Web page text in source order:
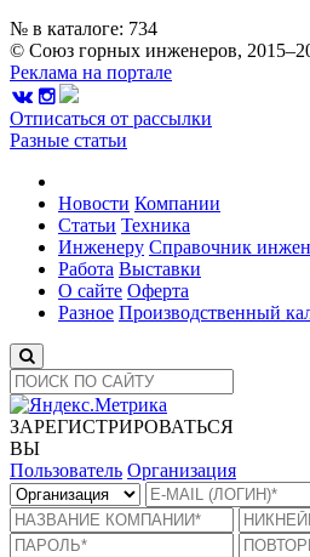
№ в каталоге: 734
© Союз горных инженеров,
Реклама на портале
Отписаться от рассылки
Разные статьи
Новости Компании
Статьи Техника
Инженеру Справочник
Работа Выставки
О сайте Оферта
Разное Производственный
ЗАРЕГИСТРИРОВАТЬСЯ
ВЫ
Пользователь Организация